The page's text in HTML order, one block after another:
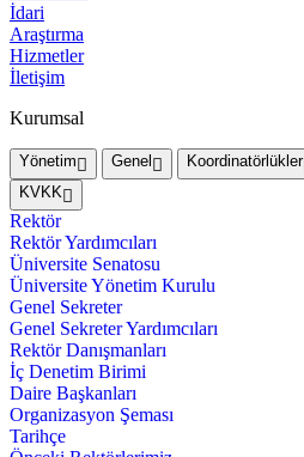
İdari
Araştırma
Hizmetler
İletişim
Kurumsal
Yönetim Genel Koordinatörlükler
KVKK
Rektör
Rektör Yardımcıları
Üniversite Senatosu
Üniversite Yönetim Kurulu
Genel Sekreter
Genel Sekreter Yardımcıları
Rektör Danışmanları
İç Denetim Birimi
Daire Başkanları
Organizasyon Şeması
Tarihçe